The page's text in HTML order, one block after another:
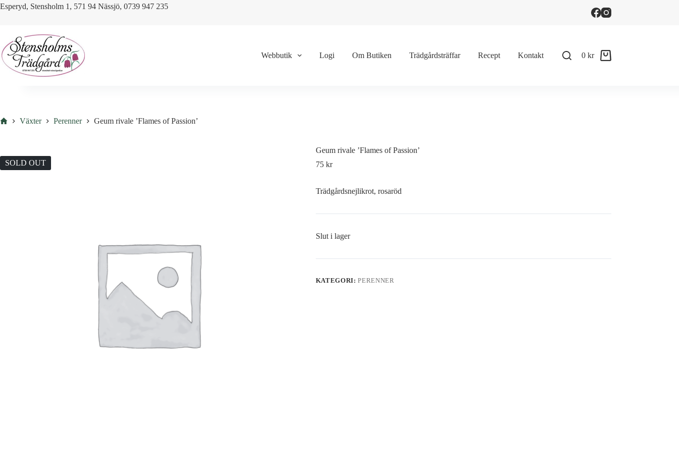
Skip
Esperyd, Stensholm 1, 571 94 Nässjö, 0739 947 235
Webbutik Logi Om Butiken Trädgårdsträffar Recept Kontakt
Shopping
0kr
HemVäxter Perenner Geum rivale ’Flames of Passion’
SOLD OUT
Geum rivale ’Flames of Passion’
75 kr
Trädgårdsnejlikrot, rosaröd
Slut i lager
KATEGORI:PERENNER